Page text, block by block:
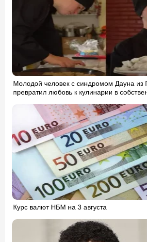
Молодой человек с синдромом Дауна из
превратил любовь к кулинарии в
Курс валют НБМ на 3 августа